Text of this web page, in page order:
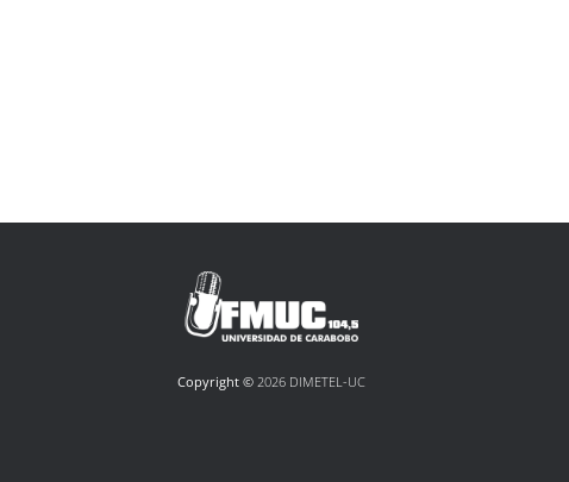
Copyright ©2026 DIMETEL-UC